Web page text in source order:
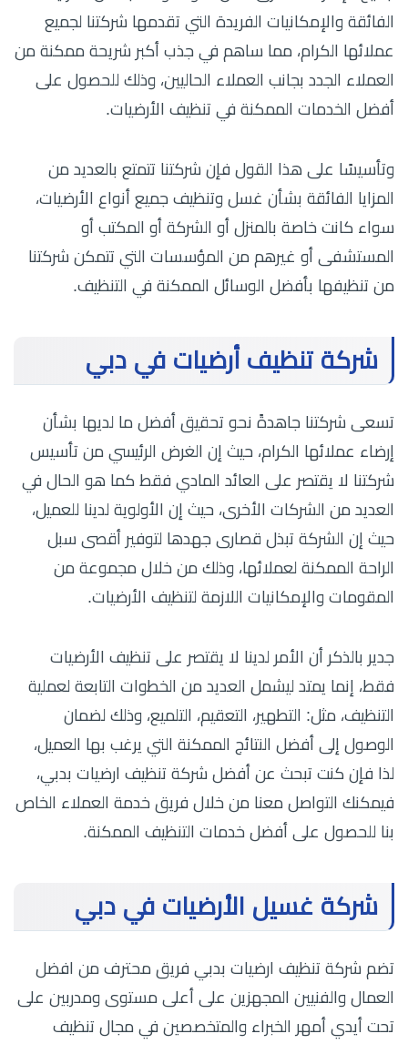
الفائقة والإمكانيات الفريدة التي تقدمها شركتنا لجميع
عملائها الكرام، مما ساهم في جذب أكبر شريحة ممكنة من
العملاء الجدد بجانب العملاء الحاليين، وذلك للحصول على
أفضل الخدمات الممكنة في تنظيف الأرضيات.
وتأسيسًا على هذا القول فإن شركتنا تتمتع بالعديد من
المزايا الفائقة بشأن غسل وتنظيف جميع أنواع الأرضيات،
سواء كانت خاصة بالمنزل أو الشركة أو المكتب أو
المستشفى أو غيرهم من المؤسسات التي تتمكن شركتنا
من تنظيفها بأفضل الوسائل الممكنة في التنظيف.
شركة تنظيف أرضيات في دبي
تسعى شركتنا جاهدةً نحو تحقيق أفضل ما لديها بشأن
إرضاء عملائها الكرام، حيث إن الغرض الرئيسي من تأسيس
شركتنا لا يقتصر على العائد المادي فقط كما هو الحال في
العديد من الشركات الأخرى، حيث إن الأولوية لدينا للعميل،
حيث إن الشركة تبذل قصارى جهدها لتوفير أقصى سبل
الراحة الممكنة لعملائها، وذلك من خلال مجموعة من
المقومات والإمكانيات اللازمة لتنظيف الأرضيات.
جدير بالذكر أن الأمر لدينا لا يقتصر على تنظيف الأرضيات
فقط، إنما يمتد ليشمل العديد من الخطوات التابعة لعملية
التنظيف، مثل: التطهير، التعقيم، التلميع، وذلك لضمان
الوصول إلى أفضل النتائج الممكنة التي يرغب بها العميل،
لذا فإن كنت تبحث عن أفضل شركة تنظيف ارضيات بدبي،
فيمكنك التواصل معنا من خلال فريق خدمة العملاء الخاص
بنا للحصول على أفضل خدمات التنظيف الممكنة.
شركة غسيل الأرضيات في دبي
تضم شركة تنظيف ارضيات بدبي فريق محترف من افضل
العمال والفنيين المجهزين على أعلى مستوى ومدربين على
تحت أيدي أمهر الخبراء والمتخصصين في مجال تنظيف